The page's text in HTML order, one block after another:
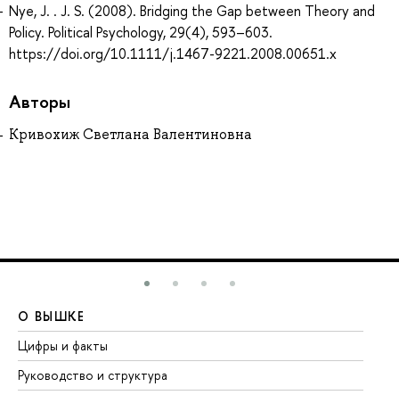
Nye, J. . J. S. (2008). Bridging the Gap between Theory and
Policy. Political Psychology, 29(4), 593–603.
https://doi.org/10.1111/j.1467-9221.2008.00651.x
Авторы
Кривохиж Светлана Валентиновна
О ВЫШКЕ
Цифры и факты
Руководство и структура